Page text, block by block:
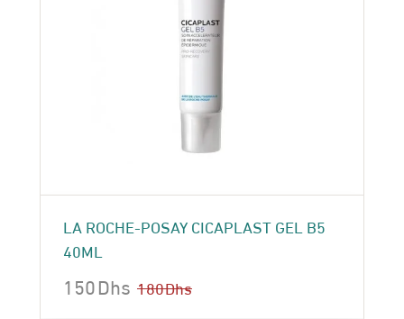
LA ROCHE-POSAY CICAPLAST GEL B5
40ML
180Dhs
150Dhs